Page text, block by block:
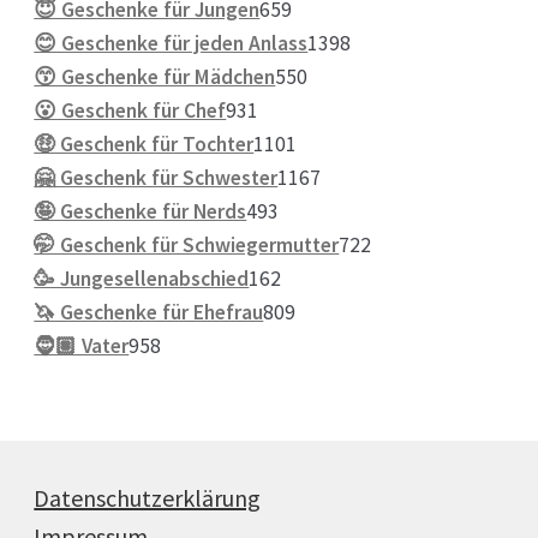
Produkte
😇 Geschenke für Jungen659
Produkte
😊 Geschenke für jeden Anlass1398
😙 Geschenke für Mädchen550
😮 Geschenk für Chef931
Produkte
🤑 Geschenk für Tochter1101
Produkte
🤗 Geschenk für Schwester1167
🤪 Geschenke für Nerds493
Produkte
🤭 Geschenk für Schwiegermutter722
🥳 Jungesellenabschied162
Produkte
🦄 Geschenke für Ehefrau809
🧔🏽 Vater958
Datenschutzerklärung